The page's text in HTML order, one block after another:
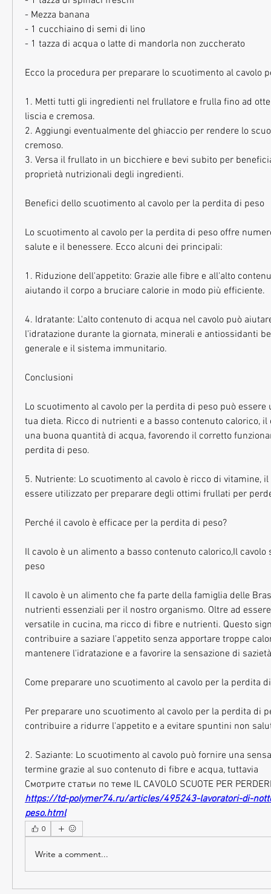
- Mezza banana
- 1 cucchiaino di semi di lino
- 1 tazza di acqua o latte di mandorla non zuccherato
Ecco la procedura per preparare lo scuotimento al cavolo
1. Metti tutti gli ingredienti nel frullatore e frulla fino ad
liscia e cremosa.
2. Aggiungi eventualmente del ghiaccio per rendere lo
cremoso.
3. Versa il frullato in un bicchiere e bevi subito per
proprietà nutrizionali degli ingredienti.
Benefici dello scuotimento al cavolo per la perdita di peso
Lo scuotimento al cavolo per la perdita di peso offre
salute e il benessere. Ecco alcuni dei principali:
1. Riduzione dell'appetito: Grazie alle fibre e all'alto
aiutando il corpo a bruciare calorie in modo più efficiente.
4. Idratante: L'alto contenuto di acqua nel cavolo può
l'idratazione durante la giornata, minerali e antiossidanti
generale e il sistema immunitario.
Conclusioni
Lo scuotimento al cavolo per la perdita di peso può
tua dieta. Ricco di nutrienti e a basso contenuto calorico, il
una buona quantità di acqua, favorendo il corretto
perdita di peso.
5. Nutriente: Lo scuotimento al cavolo è ricco di vitamine,
essere utilizzato per preparare degli ottimi frullati per
Perché il cavolo è efficace per la perdita di peso?
Il cavolo è un alimento a basso contenuto calorico,Il
peso
Il cavolo è un alimento che fa parte della famiglia delle
nutrienti essenziali per il nostro organismo. Oltre ad
versatile in cucina, ma ricco di fibre e nutrienti. Questo
contribuire a saziare l'appetito senza apportare troppe
mantenere l'idratazione e a favorire la sensazione di
Come preparare uno scuotimento al cavolo per la perdita
Per preparare uno scuotimento al cavolo per la perdita di
contribuire a ridurre l'appetito e a evitare spuntini non
2. Saziante: Lo scuotimento al cavolo può fornire una
termine grazie al suo contenuto di fibre e acqua, tuttavia
Смотрите статьи по теме IL CAVOLO SCUOTE PER
https://td-polymer74.ru/articles/495243-lavoratori-di-
peso.html
0
Write a comment...